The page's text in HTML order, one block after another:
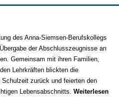
des Anna-Siemsen-Berufskollegs
der Abschlusszeugnisse an
Gemeinsam mit ihren Familien,
Lehrkräften blickten die
zurück und feierten den
Lebensabschnitts. Weiterlesen